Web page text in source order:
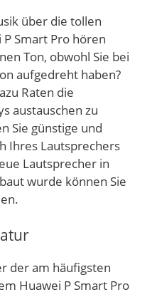
über die tollen
Smart Pro hören
Ton, obwohl Sie bei
aufgedreht haben?
Raten die
austauschen zu
Sie günstige und
Ihres Lautsprechers
Lautsprecher in
wurde können Sie
der am häufigsten
Huawei P Smart Pro